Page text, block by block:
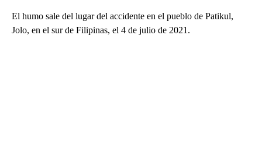
El humo sale del lugar del accidente en el pueblo de Patikul,
Jolo, en el sur de Filipinas, el 4 de julio de 2021.